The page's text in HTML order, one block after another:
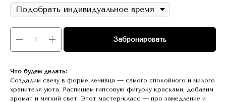
Забронировать
Что будем делать:
Создадим свечу в форме ленивца — самого спокойного и милого
хранителя уюта. Распишем гипсовую фигурку красками, добавим
аромат и мягкий свет. Этот мастер-класс — про замедление и